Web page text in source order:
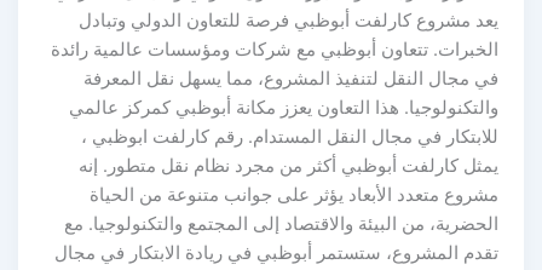
يعد مشروع كارلفت أبوظبي فرصة للتعاون الدولي وتبادل
الخبرات. تتعاون أبوظبي مع شركات ومؤسسات عالمية رائدة
في مجال النقل لتنفيذ المشروع، مما يسهل نقل المعرفة
والتكنولوجيا. هذا التعاون يعزز مكانة أبوظبي كمركز عالمي
للابتكار في مجال النقل المستدام. رقم كارلفت ابوظبي ،
يمثل كارلفت أبوظبي أكثر من مجرد نظام نقل متطور. إنه
مشروع متعدد الأبعاد يؤثر على جوانب متنوعة من الحياة
الحضرية، من البيئة والاقتصاد إلى المجتمع والتكنولوجيا. مع
تقدم المشروع، ستستمر أبوظبي في ريادة الابتكار في مجال